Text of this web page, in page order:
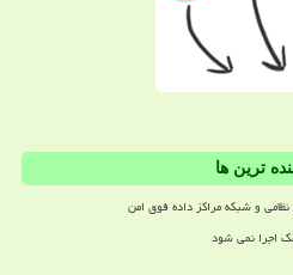
ترین ها
نظامی و شبکه مراکز داده فوق امن